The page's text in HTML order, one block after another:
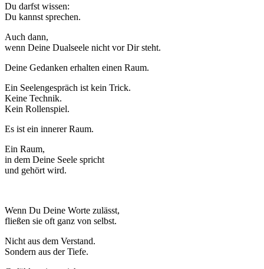
Du darfst wissen:
Du kannst sprechen.
Auch dann,
wenn Deine Dualseele nicht vor Dir steht.
Deine Gedanken erhalten einen Raum.
Ein Seelengespräch ist kein Trick.
Keine Technik.
Kein Rollenspiel.
Es ist ein innerer Raum.
Ein Raum,
in dem Deine Seele spricht
und gehört wird.
Wenn Du Deine Worte zulässt,
fließen sie oft ganz von selbst.
Nicht aus dem Verstand.
Sondern aus der Tiefe.